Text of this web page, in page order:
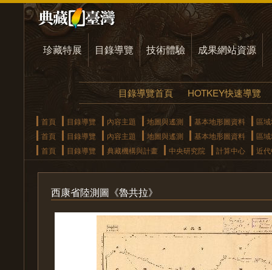
珍藏特展 目錄導覽 技術體驗 成果網站資源
目錄導覽首頁 HOTKEY快速導覽
首頁 目錄導覽 內容主題 地圖與遙測 基本地形圖資料
區
首頁
目錄導覽 內容主題 地圖與遙測 基本地形圖資料
區
首頁
目錄導覽 典藏機構與計畫 中央研究院 計算中心 近
西康省陸測圖《魯共拉》